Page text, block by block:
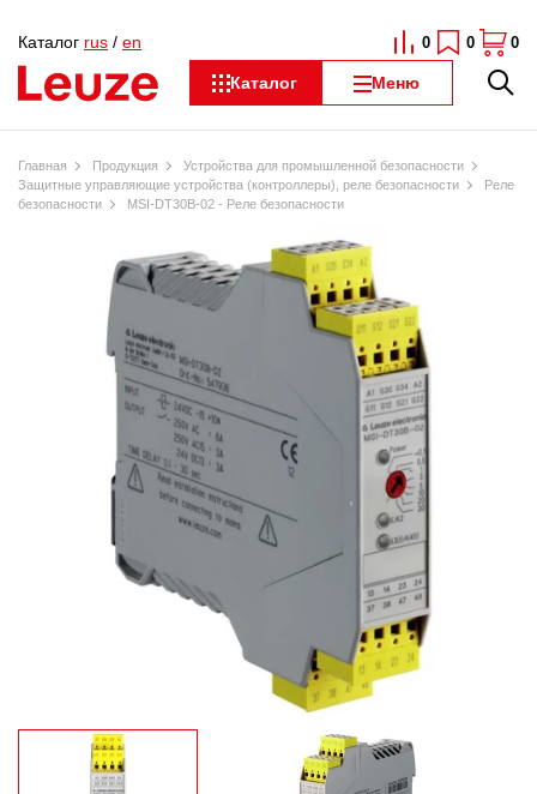
Каталог Меню
Каталог rus / en 0 0 0
Главная Продукция
Устройства для промышленной безопасности
Защитные управляющие устройства (контроллеры), реле безопасности
Реле
безопасности
MSI-DT30B-02 - Реле безопасности